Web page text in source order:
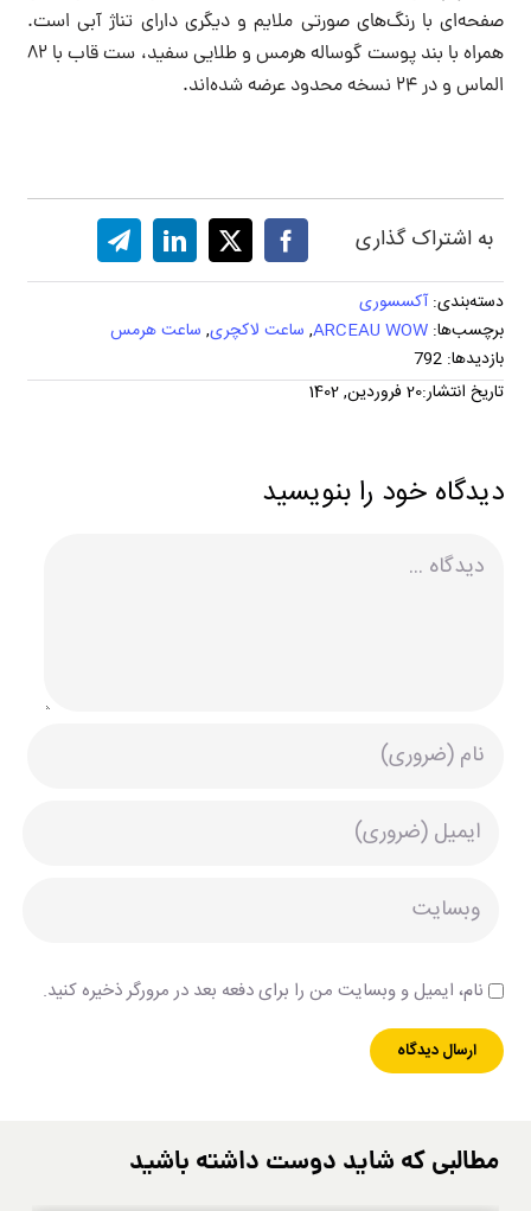
صفحه‌ای با رنگ‌های صورتی ملایم و دیگری دارای تناژ آبی است.
همراه با بند پوست گوساله هرمس و طلایی سفید، ست قاب با 82
الماس و در 24 نسخه محدود عرضه شده‌اند.
به اشتراک گذاری
دسته‌بندی:آکسسوری
برچسب‌ها: ARCEAU WOW
, ساعت لاکچری, ساعت هرمس
بازدیدها: 792
تاریخ انتشار:20 فروردین, 1402
دیدگاه خود را بنویسید
نام، ایمیل و وبسایت من را برای دفعه بعد در مرورگر ذخیره کنید.
مطالبی که شاید دوست داشته باشید